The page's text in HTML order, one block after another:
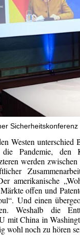
Sicherheitskonferenz
Westen
Pandemie, den
werden
amerikanische
offen und
Und einen
Weshalb die
mit China in
wohl noch zu hören